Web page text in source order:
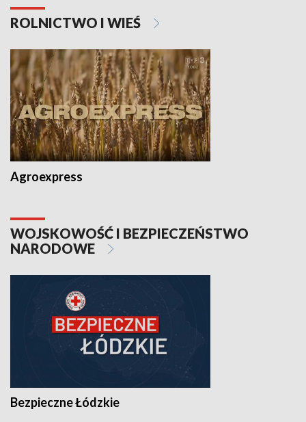
ROLNICTWO I WIEŚ
Agroexpress
WOJSKOWOŚĆ I BEZPIECZEŃSTWO
NARODOWE
Bezpieczne Łódzkie